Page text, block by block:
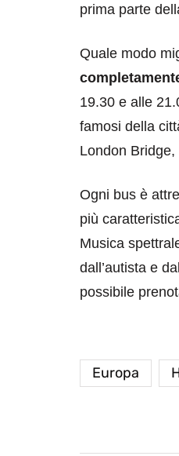
prima parte
Quale modo
19.30 e alle
famosi della
London
Ogni bus è
più
Musica
dall’autista e
possibile
Europa